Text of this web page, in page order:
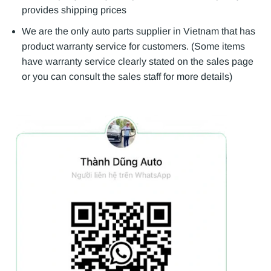
provides shipping prices
We are the only auto parts supplier in Vietnam that has
product warranty service for customers. (Some items
have warranty service clearly stated on the sales page
or you can consult the sales staff for more details)